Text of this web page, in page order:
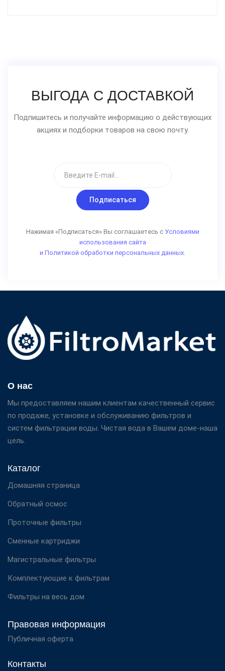
ВЫГОДА С ДОСТАВКОЙ
Подпишитесь и получайте информацию о действующих
акциях и подборки товаров на свою почту.
Подписаться
Нажимая «Подписаться» Вы соглашаетесь с Условиями
использования сайта
и Политикой обработки персональных данных.
О нас
Мы предоставляем нашим клиентам качественный сервис
по продаже, установке и обслуживанию фильтров и
систем фильтрации воды. Чистая вода в Вашем доме-наша
цель.
Каталог
Домашняя страница
Обратный осмос
Проточные фильтры
Сменные картриджи
Магистральные фильтры
Комплектующие к фильтрам
Фильтры на весь дом
Правовая информация
Публичная оферта
Контакты